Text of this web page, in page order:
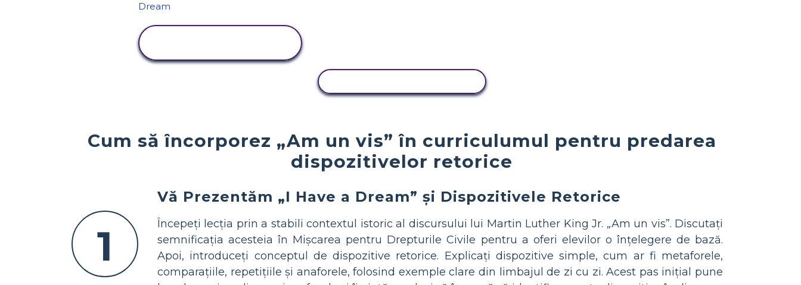
Cum să încorporez „Am un vis” în curriculumul pentru predarea
dispozitivelor retorice
1
Vă Prezentăm „I Have a Dream” și Dispozitivele Retorice
Începeți lecția prin a stabili contextul istoric al discursului lui Martin Luther King Jr. „Am un vis”. Discutați
semnificația acesteia în Mișcarea pentru Drepturile Civile pentru a oferi elevilor o înțelegere de bază.
Apoi, introduceți conceptul de dispozitive retorice. Explicați dispozitive simple, cum ar fi metaforele,
comparațiile, repetițiile și anaforele, folosind exemple clare din limbajul de zi cu zi. Acest pas inițial pune